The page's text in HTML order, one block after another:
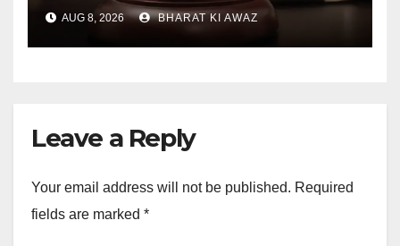
AUG 8, 2026 BHARAT KI AWAZ
Leave a Reply
Your email address will not be published. Required
fields are marked *